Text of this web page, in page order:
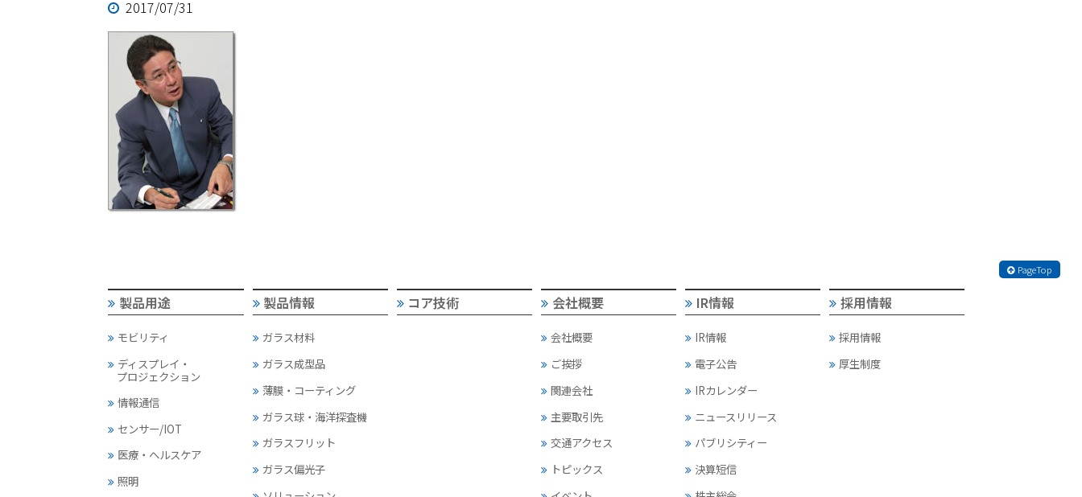
2017/07/31
PageTop
製品用途
モビリティ
ディスプレイ・
プロジェクション
情報通信
センサー/IOT
医療・ヘルスケア
照明
製品情報
ガラス材料
ガラス成型品
薄膜・コーティング
ガラス球・海洋探査機
ガラスフリット
ガラス偏光子
コア技術 会社概要
会社概要
ご挨拶
関連会社
主要取引先
交通アクセス
トピックス
IR情報
IR情報
電子公告
IRカレンダー
ニュースリリース
パブリシティー
決算短信
採用情報
採用情報
厚生制度